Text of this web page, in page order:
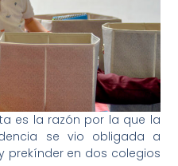
es la razón por la que la
se vio obligada a
prekínder en dos colegios